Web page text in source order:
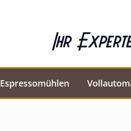
Ihr
Espressomühlen